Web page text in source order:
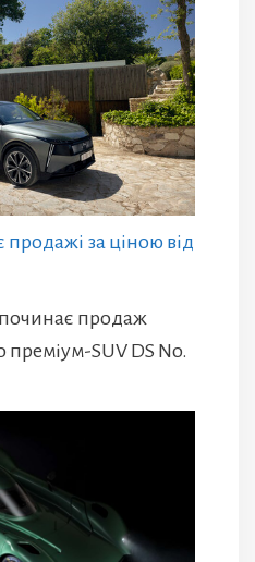
продажі за ціною від
продаж
преміум-SUV DS No.